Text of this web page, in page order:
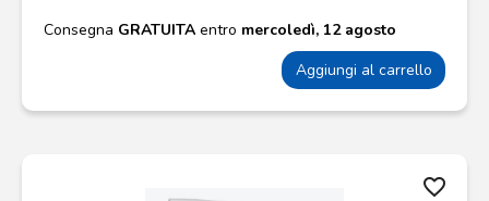
Consegna GRATUITA entro mercoledì, 12 agosto
Aggiungi al carrello
favorite_border